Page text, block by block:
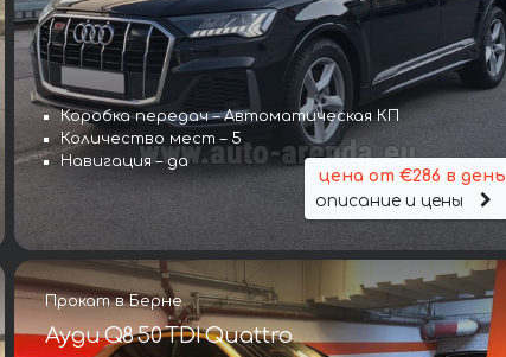
Коробка передач – Автоматическая КП
Количество мест – 5
Навигация – да
цена от €286 в день
описание и цены
Прокат в Берне
Ауди Q8 50 TDI Quattro